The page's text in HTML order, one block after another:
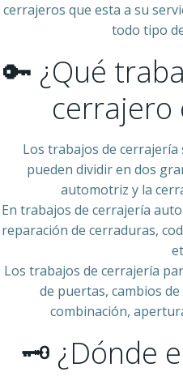
cerrajeros que esta a su
todo tipo
🔑 ¿Qué
cerrajero
Los trabajos de
pueden dividir en dos
automotriz y la
En trabajos de cerrajería
reparación de cerraduras,
Los trabajos de cerrajería
de puertas, cambios
combinación,
🗝 ¿Dónde